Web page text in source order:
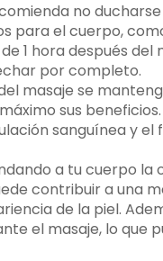
no
para el cuerpo,
1 hora después del
por completo.
masaje se
sus
sanguínea y el
a tu cuerpo la
contribuir a una
de la piel.
el masaje, lo que